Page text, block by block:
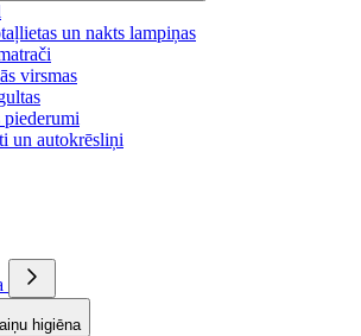
un nakts lampiņas
virsmas
un autokrēsliņi
higiēna